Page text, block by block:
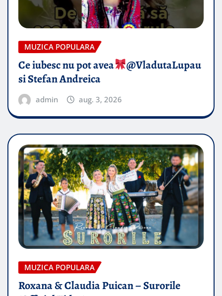
MUZICA POPULARA
Ce iubesc nu pot avea
​@VladutaLupau
si Stefan Andreica
admin aug. 3, 2026
MUZICA POPULARA
Roxana & Claudia Puican – Surorile